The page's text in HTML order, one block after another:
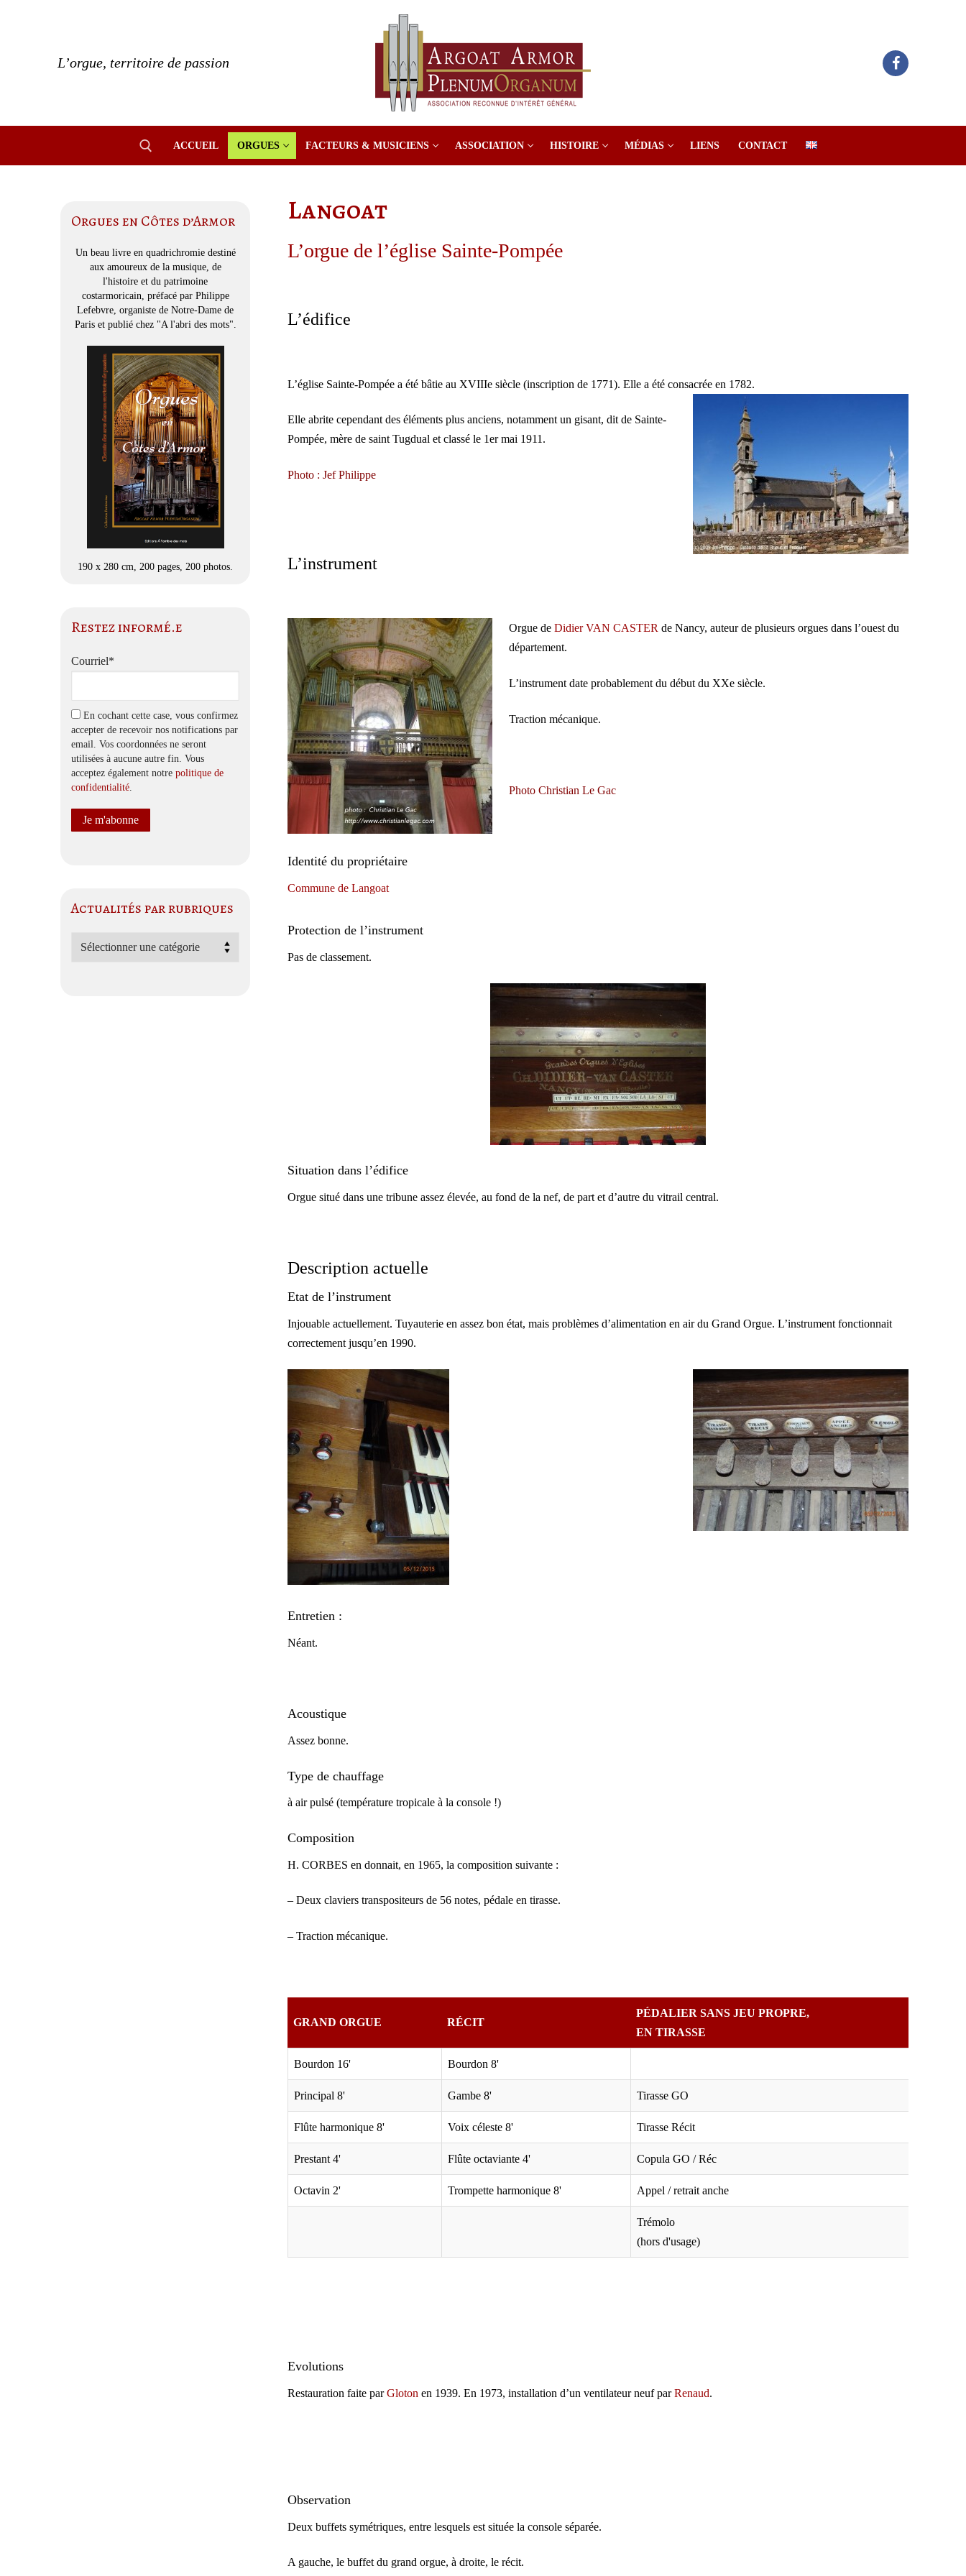
L’orgue, territoire de passion
ACCUEIL ORGUES FACTEURS & MUSICIENS ASSOCIATION HISTOIRE MÉDIAS LIENS CONTACT
Langoat
L’orgue de l’église Sainte-Pompée
L’édifice
L’église Sainte-Pompée a été bâtie au XVIIIe siècle (inscription de 1771). Elle a été consacrée en 1782.
Elle abrite cependant des éléments plus anciens, notamment un gisant, dit de Sainte-
Pompée, mère de saint Tugdual et classé le 1er mai 1911.
Photo : Jef Philippe
L’instrument
Orgue de Didier VAN CASTERde Nancy, auteur de plusieurs orgues dans l’ouest du
département.
L’instrument date probablement du début du XXe siècle.
Traction mécanique.
Photo Christian Le Gac
Identité du propriétaire
Commune de Langoat
Protection de l’instrument
Pas de classement.
Situation dans l’édifice
Orgue situé dans une tribune assez élevée, au fond de la nef, de part et d’autre du vitrail central.
Description actuelle
Etat de l’instrument
Injouable actuellement. Tuyauterie en assez bon état, mais problèmes d’alimentation en air du Grand Orgue. L’instrument fonctionnait
correctement jusqu’en 1990.
Entretien :
Néant.
Acoustique
Assez bonne.
Type de chauffage
à air pulsé (température tropicale à la console !)
Composition
H. CORBES en donnait, en 1965, la composition suivante :
– Deux claviers transpositeurs de 56 notes, pédale en tirasse.
– Traction mécanique.
GRAND ORGUE RÉCIT
PÉDALIER SANS JEU PROPRE,
EN TIRASSE
Bourdon 16' Bourdon 8'
Principal 8' Gambe 8' Tirasse GO
Flûte harmonique 8' Voix céleste 8' Tirasse Récit
Prestant 4' Flûte octaviante 4' Copula GO / Réc
Octavin 2' Trompette harmonique 8' Appel / retrait anche
Trémolo
(hors d'usage)
Evolutions
Restauration faite parGloton en 1939. En 1973, installation d’un ventilateur neuf parRenaud.
Observation
Deux buffets symétriques, entre lesquels est située la console séparée.
A gauche, le buffet du grand orgue, à droite, le récit.
Orgues en Côtes d’Armor
Un beau livre en quadrichromie destiné
aux amoureux de la musique, de
l'histoire et du patrimoine
costarmoricain, préfacé par Philippe
Lefebvre, organiste de Notre-Dame de
Paris et publié chez "A l'abri des mots".
190 x 280 cm, 200 pages, 200 photos.
Restez informé.e
Courriel*
En cochant cette case, vous confirmez
accepter de recevoir nos notifications par
email. Vos coordonnées ne seront
utilisées à aucune autre fin. Vous
acceptez également notre politique de
confidentialité
Actualités par rubriques
Actualités